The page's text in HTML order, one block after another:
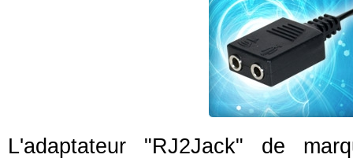
L'adaptateur "RJ2Jack" de